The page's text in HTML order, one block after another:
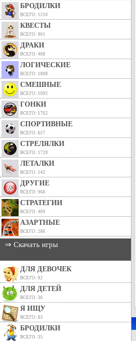
БРОДИЛКИ
ВСЕГО: 1210
КВЕСТЫ
ВСЕГО: 901
ДРАКИ
ВСЕГО: 408
ЛОГИЧЕСКИЕ
ВСЕГО: 1808
СМЕШНЫЕ
ВСЕГО: 1092
ГОНКИ
ВСЕГО: 1762
СПОРТИВНЫЕ
ВСЕГО: 657
СТРЕЛЯЛКИ
ВСЕГО: 1728
ЛЕТАЛКИ
ВСЕГО: 542
ДРУГИЕ
ВСЕГО: 968
СТРАТЕГИИ
ВСЕГО: 409
АЗАРТНЫЕ
ВСЕГО: 286
⇒ Скачать игры
ДЛЯ ДЕВОЧЕК
ВСЕГО: 82
ДЛЯ ДЕТЕЙ
ВСЕГО: 36
Я ИЩУ
ВСЕГО: 83
БРОДИЛКИ
ВСЕГО: 35